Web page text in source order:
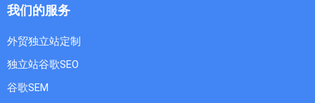
我们的服务
外贸独立站定制
独立站谷歌SEO
谷歌SEM